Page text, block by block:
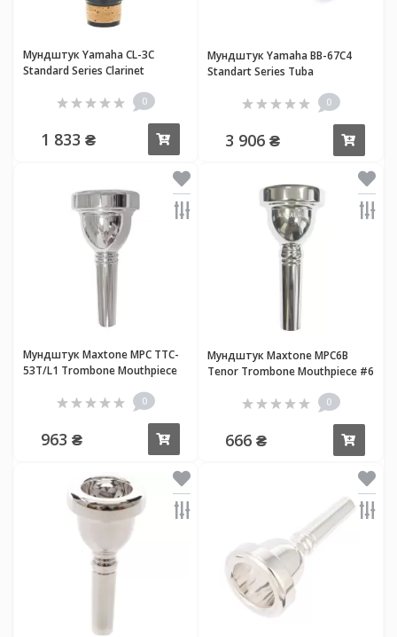
Мундштук Yamaha CL-3C
Standard Series Clarinet
0
1 833 ₴
Мундштук Yamaha BB-67С4
Standart Series Tuba
0
3 906 ₴
Мундштук Maxtone MPC TTC-
53T/L1 Trombone Mouthpiece
0
963 ₴
Мундштук Maxtone MPC6B
Tenor Trombone Mouthpiece #6
0
666 ₴